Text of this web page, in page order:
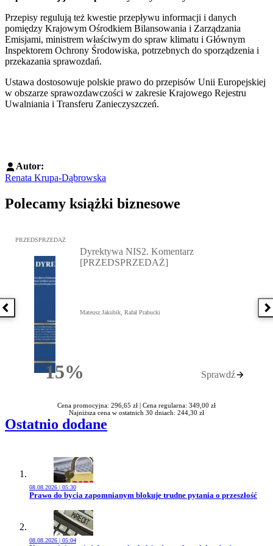
Przepisy regulują też kwestie przepływu informacji i danych
pomiędzy Krajowym Ośrodkiem Bilansowania i Zarządzania
Emisjami, ministrem właściwym do spraw klimatu i Głównym
Inspektorem Ochrony Środowiska, potrzebnych do sporządzenia i
przekazania sprawozdań.
Ustawa dostosowuje polskie prawo do przepisów Unii Europejskiej
w obszarze sprawozdawczości w zakresie Krajowego Rejestru
Uwalniania i Transferu Zanieczyszczeń.
Autor:
Renata Krupa-Dąbrowska
Polecamy książki biznesowe
Poprzednia książka
Przejdź do: Dyrektywa NIS2. Komentarz [PRZEDSPRZEDAŻ],
PRZEDSPRZEDAŻ
15%Rabatu
Dyrektywa NIS2. Komentarz
[PRZEDSPRZEDAŻ]
Mateusz Jakubik, Rafał Prabucki
Sprawdź
Cena promocyjna: 296,65 zł | Cena regularna: 349,00 zł
Najniższa cena w ostatnich 30 dniach: 244,30 zł
Ostatnio dodane
08.08.2026 | 05:30
Przejdź do artykułu:
Prawo do bycia zapomnianym blokuje trudne pytania o przeszłość
08.08.2026 | 05:04